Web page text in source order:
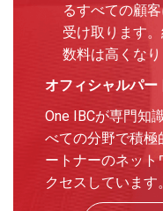
るすべての顧
受け取ります
数料は高くなり
オフィシャルパ
One IBCが専門知
べての分野で積
ートナーのネッ
クセスしています。